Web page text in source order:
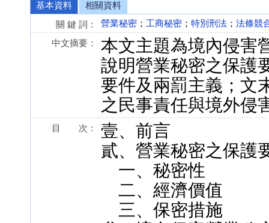
基本資料
相關資料
關 鍵 詞：
營業秘密 ； 工商秘密 ； 特別刑法 ； 法條競
中文摘要：
本文主題為境內侵害
說明營業秘密之保護
要件及兩罰主義；文
之民事責任與境外侵
目 次：
壹、前言
貳、營業秘密之保護
一、秘密性
二、經濟價值
三、保密措施